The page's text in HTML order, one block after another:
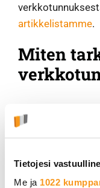
Tietojesi
Me ja 1022
artikkelistamme.
Miten
Ennen
tarkistaa, onko
nopeasti, ovatko